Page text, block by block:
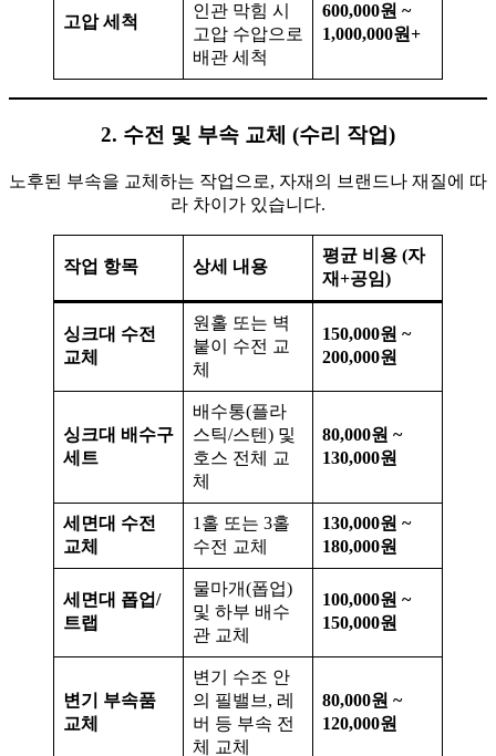
고압 세척
인관 막힘 시
고압 수압으로
배관 세척
600,000원 ~
1,000,000원+
2. 수전 및 부속 교체 (수리 작업)
노후된 부속을 교체하는 작업으로, 자재의 브랜드나 재질에 따
라 차이가 있습니다.
작업 항목 상세 내용
평균 비용 (자
재+공임)
싱크대 수전
교체
원홀 또는 벽
붙이 수전 교
체
150,000원 ~
200,000원
싱크대 배수구
세트
배수통(플라
스틱/스텐) 및
호스 전체 교
체
80,000원 ~
130,000원
세면대 수전
교체
1홀 또는 3홀
수전 교체
130,000원 ~
180,000원
세면대 폽업/
트랩
물마개(폽업)
및 하부 배수
관 교체
100,000원 ~
150,000원
변기 부속품
교체
변기 수조 안
의 필밸브, 레
버 등 부속 전
체 교체
80,000원 ~
120,000원